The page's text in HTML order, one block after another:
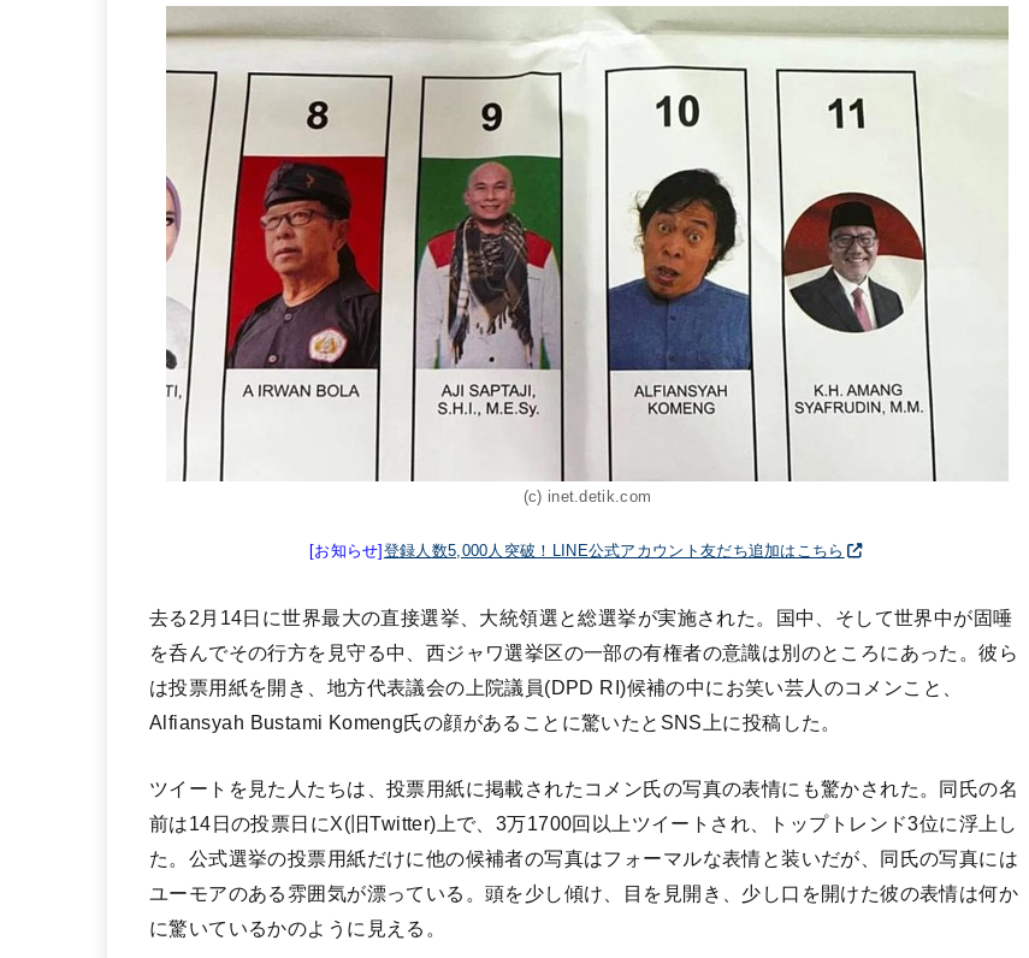
(c) inet.detik.com
[お知らせ] 登録人数5,000人突破！LINE公式アカウント友だち追加はこちら
去る2月14日に世界最大の直接選挙、大統領選と総選挙が実施された。国中、そして世界中が固唾
を呑んでその行方を見守る中、西ジャワ選挙区の一部の有権者の意識は別のところにあった。彼ら
は投票用紙を開き、地方代表議会の上院議員(DPD RI)候補の中にお笑い芸人のコメンこと、
Alfiansyah Bustami Komeng氏の顔があることに驚いたとSNS上に投稿した。
ツイートを見た人たちは、投票用紙に掲載されたコメン氏の写真の表情にも驚かされた。同氏の名
前は14日の投票日にX(旧Twitter)上で、3万1700回以上ツイートされ、トップトレンド3位に浮上し
た。公式選挙の投票用紙だけに他の候補者の写真はフォーマルな表情と装いだが、同氏の写真には
ユーモアのある雰囲気が漂っている。頭を少し傾け、目を見開き、少し口を開けた彼の表情は何か
に驚いているかのように見える。